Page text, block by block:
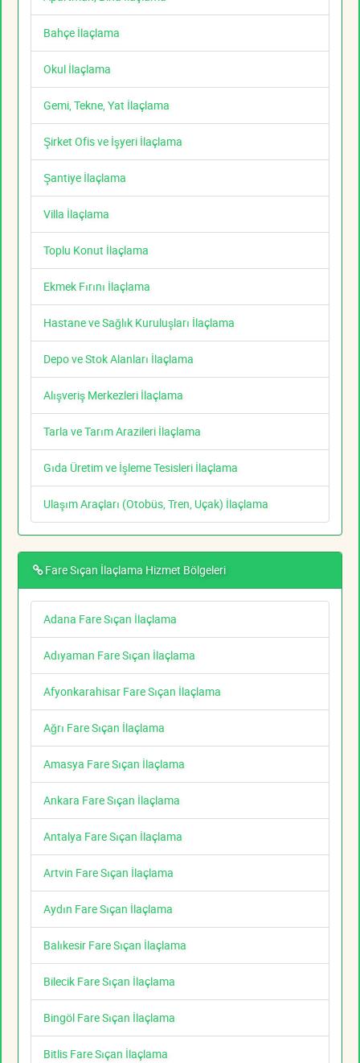
Bahçe İlaçlama
Okul İlaçlama
Gemi, Tekne, Yat İlaçlama
Şirket Ofis ve İşyeri İlaçlama
Şantiye İlaçlama
Villa İlaçlama
Toplu Konut İlaçlama
Ekmek Fırını İlaçlama
Hastane ve Sağlık Kuruluşları İlaçlama
Depo ve Stok Alanları İlaçlama
Alışveriş Merkezleri İlaçlama
Tarla ve Tarım Arazileri İlaçlama
Gıda Üretim ve İşleme Tesisleri İlaçlama
Ulaşım Araçları (Otobüs, Tren, Uçak) İlaçlama
Fare Sıçan İlaçlama Hizmet Bölgeleri
Adana Fare Sıçan İlaçlama
Adıyaman Fare Sıçan İlaçlama
Afyonkarahisar Fare Sıçan İlaçlama
Ağrı Fare Sıçan İlaçlama
Amasya Fare Sıçan İlaçlama
Ankara Fare Sıçan İlaçlama
Antalya Fare Sıçan İlaçlama
Artvin Fare Sıçan İlaçlama
Aydın Fare Sıçan İlaçlama
Balıkesir Fare Sıçan İlaçlama
Bilecik Fare Sıçan İlaçlama
Bingöl Fare Sıçan İlaçlama
Bitlis Fare Sıçan İlaçlama